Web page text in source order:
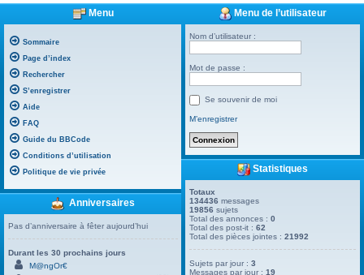
Menu
Sommaire
Page d’index
Rechercher
S’enregistrer
Aide
FAQ
Guide du BBCode
Conditions d’utilisation
Politique de vie privée
Anniversaires
Pas d’anniversaire à fêter aujourd’hui
Durant les 30 prochains jours
M@ngOr€
Menu de l’utilisateur
Nom d’utilisateur :
Mot de passe :
Se souvenir de moi
M’enregistrer
Statistiques
Totaux
134436 messages
19856 sujets
Total des annonces :0
Total des post-it :62
Total des pièces jointes :21992
Sujets par jour :3
Messages par jour :19